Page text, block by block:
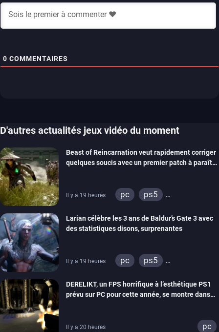
0 COMMENTAIRES
D'autres actualités jeux vidéo du moment
Beast of Reincarnation veut rapidement corriger
quelques soucis avec un premier patch à paraître
Il y a 19 heures pc
ps5
Larian célèbre les 3 ans de Baldur’s Gate 3 avec
des statistiques disons, surprenantes
Il y a 19 heures pc
ps5
DERELIKT, un FPS horrifique à l’esthétique PS1
prévu sur PC pour cette année, se montre dans
Il y a 20 heures pc